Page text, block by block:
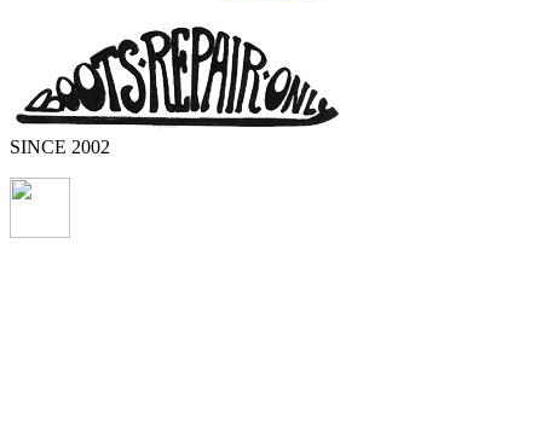
SINCE 2002